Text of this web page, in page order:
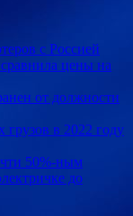
с Россией
цены на
от должности
в 2022 году
50%-ным
до